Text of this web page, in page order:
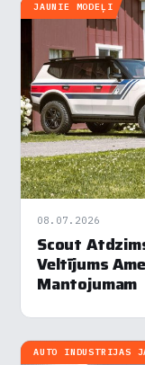
JAUNIE MODEĻI
08.07.2026
Scout
Veltījums
Mantojumam
AUTO INDUSTRIJAS